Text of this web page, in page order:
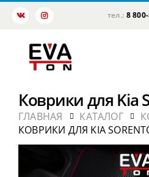
тел.: 8
Коврики для Kia
ГЛАВНАЯ КАТАЛОГ
КОВРИКИ ДЛЯ KIA